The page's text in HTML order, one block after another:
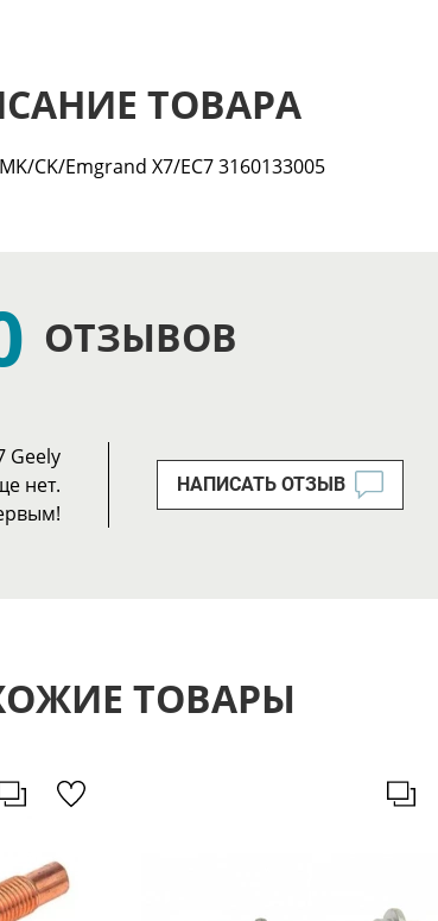
ТОВАРА
CK/Emgrand X7/EC7 3160133005
ОТЗЫВОВ
Geely
нет.
НАПИСАТЬ ОТЗЫВ
ТОВАРЫ